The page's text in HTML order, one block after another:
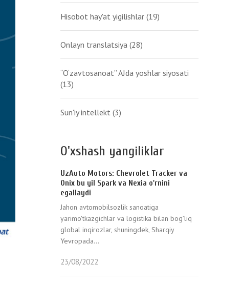
Hisobot hay'at yigilishlar (19)
Onlayn translatsiya (28)
“O‘zavtosanoat” AJda yoshlar siyosati
(13)
Sun'iy intellekt (3)
O'xshash yangiliklar
UzAuto Motors: Chevrolet Tracker va
Onix bu yil Spark va Nexia o'rnini
egallaydi
Jahon avtomobilsozlik sanoatiga
yarimo'tkazgichlar va logistika bilan bog’liq
global inqirozlar, shuningdek, Sharqiy
Yevropada...
23/08/2022